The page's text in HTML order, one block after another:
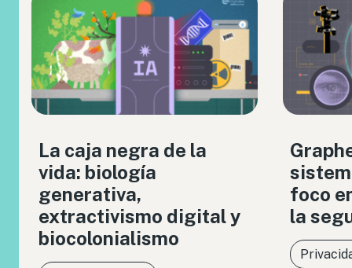
La caja negra de la
vida: biología
generativa,
extractivismo digital y
biocolonialismo
foco
la